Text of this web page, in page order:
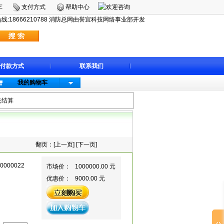
支付方式
帮助中心
:18666210788 消防总网由誉宜科技网络事业部开发
付款方式 联系我们
我的购物车
结算
翻页：[上一页] [下一页]
市场价：
1000000.00 元
优惠价：
9000.00 元